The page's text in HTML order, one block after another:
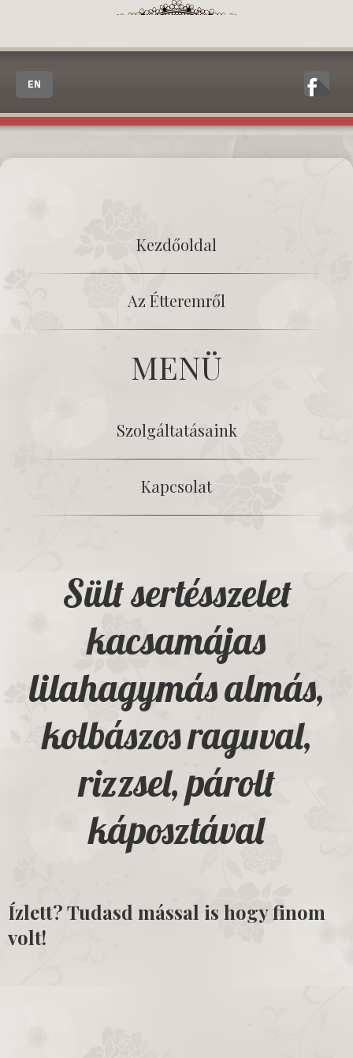
EN
Kezdőoldal
Az Étteremről
MENÜ
Szolgáltatásaink
Kapcsolat
Sült sertésszelet
kacsamájas
lilahagymás almás,
kolbászos raguval,
rizzsel, párolt
káposztával
Ízlett? Tudasd mással is hogy finom
volt!